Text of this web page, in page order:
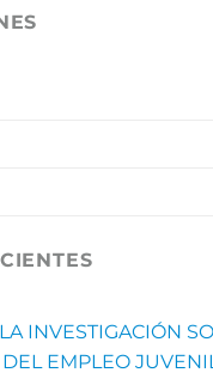
INVESTIGACIÓN
EMPLEO